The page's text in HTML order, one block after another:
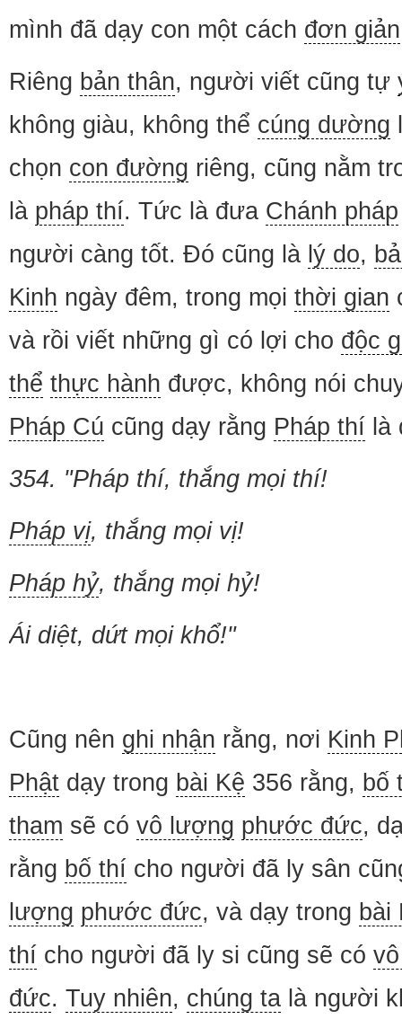
mình đã dạy con một cách đơn giản
Riêng bản thân, người viết cũng tự
không giàu, không thể cúng dường
chọn con đường riêng, cũng nằm
là pháp thí. Tức là đưa Chánh pháp
người càng tốt. Đó cũng là lý do,
Kinh ngày đêm, trong mọi thời gian
và rồi viết những gì có lợi cho độc
thể thực hành được, không nói
Pháp Cú cũng dạy rằng Pháp thí là
354. "Pháp thí, thắng mọi thí!
Pháp vị, thắng mọi vị!
Pháp hỷ, thắng mọi hỷ!
Ái diệt, dứt mọi khổ!"
Cũng nên ghi nhận rằng, nơi Kinh
Phật dạy trong bài Kệ 356 rằng, bố
tham sẽ có vô lượng phước đức,
rằng bố thí cho người đã ly sân
lượng phước đức, và dạy trong bài
thí cho người đã ly si cũng sẽ có
đức. Tuy nhiên, chúng ta là người